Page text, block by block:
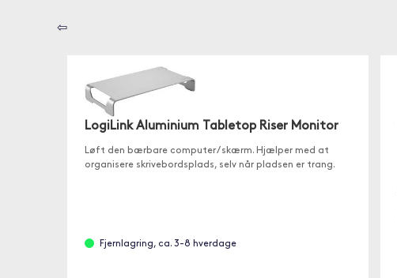
⇦
LogiLink Aluminium Tabletop Riser Monitor
Løft den bærbare computer / skærm. Hjælper med at
organisere skrivebordsplads, selv når pladsen er trang.
Fjernlagring, ca. 3-8 hverdage